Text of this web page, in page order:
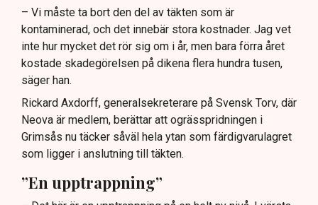
– Vi måste ta bort den del av täkten som är
kontaminerad, och det innebär stora kostnader. Jag vet
inte hur mycket det rör sig om i år, men bara förra året
kostade skadegörelsen på dikena flera hundra tusen,
säger han.
Rickard Axdorff, generalsekreterare på Svensk Torv, där
Neova är medlem, berättar att ogrässpridningen i
Grimsås nu täcker såväl hela ytan som färdigvarulagret
som ligger i anslutning till täkten.
”En upptrappning”